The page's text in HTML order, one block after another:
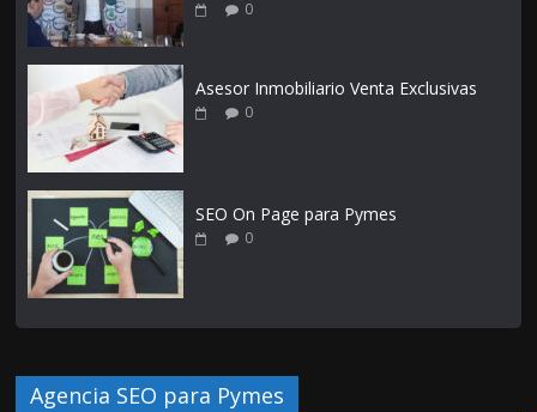
0
Asesor Inmobiliario Venta Exclusivas
0
SEO On Page para Pymes
0
Agencia SEO para Pymes